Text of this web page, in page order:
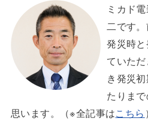
ミカド
二です
発災時
ていた
き発災
たりま
思います。（※全記事はこちら ）